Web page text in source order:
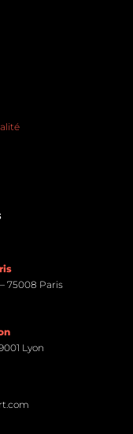
75008 Paris
Lyon